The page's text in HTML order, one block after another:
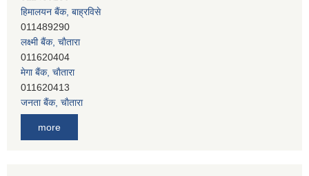
011489290
लक्ष्मी बैंक, चाैतारा
011620404
मेगा बैंक, चाैतारा
011620413
जनता बैंक, चाैतारा
011620406
more